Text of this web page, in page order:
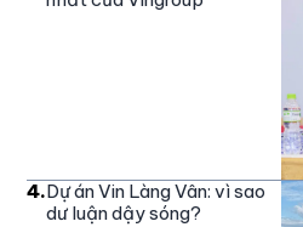
4.Dự án Vin Làng Vân: vì sao
dư luận dậy sóng?